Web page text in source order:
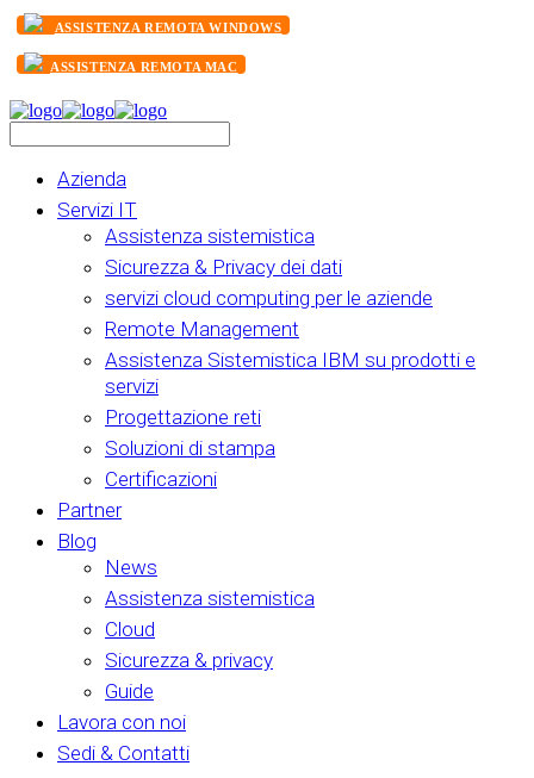
ASSISTENZA REMOTA WINDOWS
ASSISTENZA REMOTA MAC
Azienda
Servizi IT
Assistenza sistemistica
Sicurezza & Privacy dei dati
servizi cloud computing per le aziende
Remote Management
Assistenza Sistemistica IBM su prodotti e
servizi
Progettazione reti
Soluzioni di stampa
Certificazioni
Partner
Blog
News
Assistenza sistemistica
Cloud
Sicurezza & privacy
Guide
Lavora con noi
Sedi & Contatti